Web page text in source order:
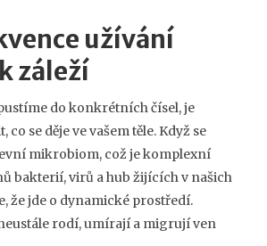
užívání
záleží
do konkrétních čísel, je
co se děje ve vašem těle. Když se
mikrobiom, což jekomplexní
bakterií, virů a hub žijících v našich
že jde o dynamické prostředí.
rodí, umírají a migrují ven